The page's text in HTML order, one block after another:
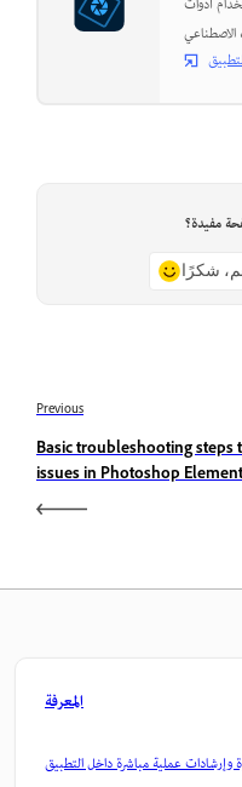
مفيدة؟
شكرًا
Previous
Basic troubleshooting steps
issues in Photoshop
المعرفة